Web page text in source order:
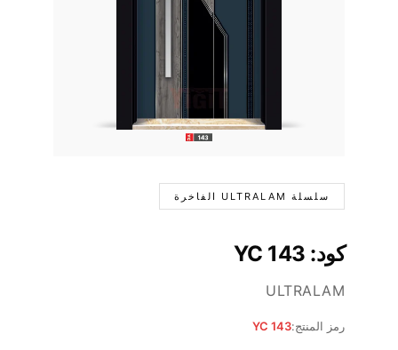
سلسلة ULTRALAM الفاخرة
كود: YC 143
ULTRALAM
رمز المنتج:YC 143